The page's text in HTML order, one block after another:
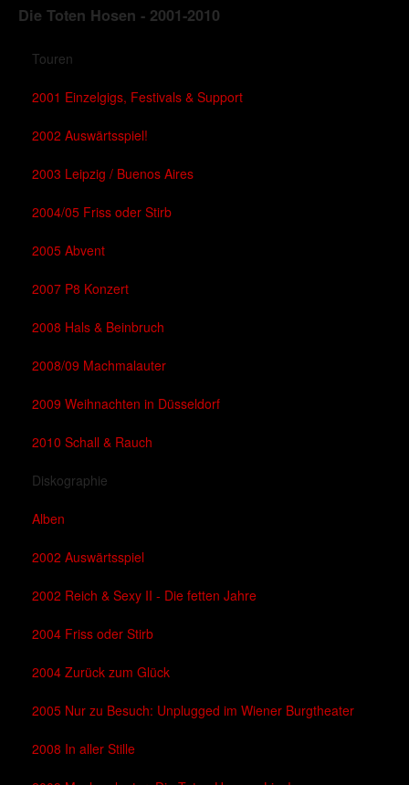
Die Toten Hosen - 2001-2010
Touren
2001 Einzelgigs, Festivals & Support
2002 Auswärtsspiel!
2003 Leipzig / Buenos Aires
2004/05 Friss oder Stirb
2005 Abvent
2007 P8 Konzert
2008 Hals & Beinbruch
2008/09 Machmalauter
2009 Weihnachten in Düsseldorf
2010 Schall & Rauch
Diskographie
Alben
2002 Auswärtsspiel
2002 Reich & Sexy II - Die fetten Jahre
2004 Friss oder Stirb
2004 Zurück zum Glück
2005 Nur zu Besuch: Unplugged im Wiener Burgtheater
2008 In aller Stille